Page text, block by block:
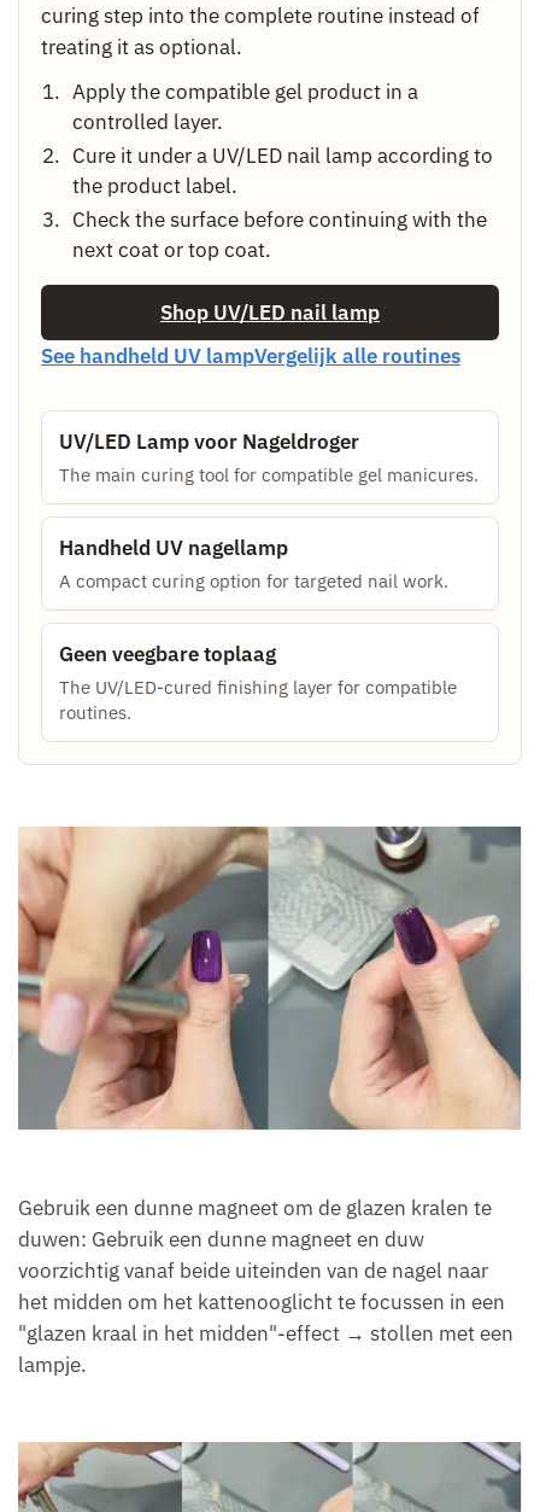
curing step into the complete routine instead of
treating it as optional.
Apply the compatible gel product in a
controlled layer.
Cure it under a UV/LED nail lamp according to
the product label.
Check the surface before continuing with the
next coat or top coat.
Shop UV/LED nail lamp
See handheld UV lampVergelijk alle routines
UV/LED Lamp voor Nageldroger
The main curing tool for compatible gel manicures.
Handheld UV nagellamp
A compact curing option for targeted nail work.
Geen veegbare toplaag
The UV/LED-cured finishing layer for compatible
routines.
Gebruik een dunne magneet om de glazen kralen te
duwen: Gebruik een dunne magneet en duw
voorzichtig vanaf beide uiteinden van de nagel naar
het midden om het kattenooglicht te focussen in een
"glazen kraal in het midden"-effect → stollen met een
lampje.